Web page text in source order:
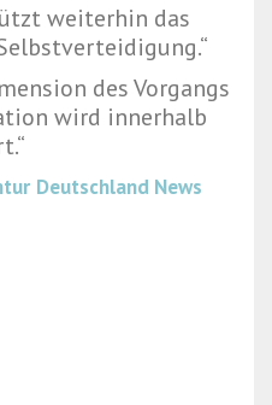
weiterhin das
des Vorgangs
wird innerhalb
Deutschland News